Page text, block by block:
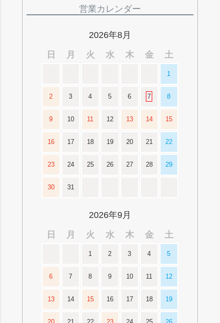
営業カレンダー
2026年8月
日
月 火 水 木 金 土
1
2 3 4 5 6 7 8
9 10 11 12 13 14 15
16 17 18 19 20 21 22
23 24 25 26 27 28 29
30 31
2026年9月
日
月 火 水 木 金 土
1 2 3 4 5
6 7 8 9 10 11 12
13 14 15 16 17 18 19